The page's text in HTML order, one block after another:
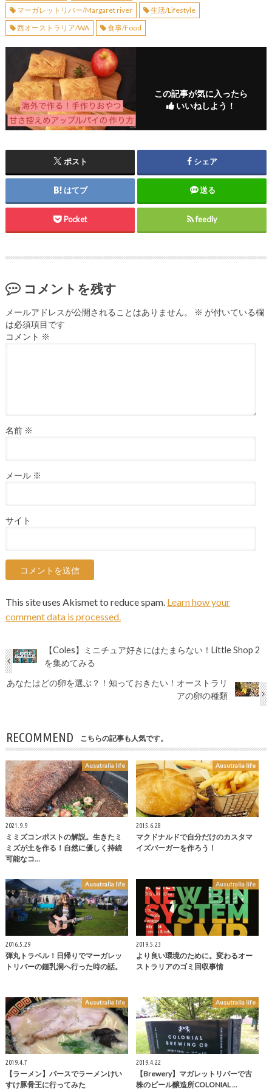
マーガレットリバー/Margaret river
生活/Lifestyle
西オーストラリア/WA
食事/Food
この記事が気に入ったら
いいねしよう！
ポスト シェア
はてブ 送る
Pocket feedly
コメントを残す
メールアドレスが公開されることはありません。 ※ が付いている欄
は必須項目です
コメント ※
名前 ※
メール ※
サイト
This site uses Akismet to reduce spam. Learn how your
comment data is processed.
【Coles】ミニチュア好きにはたまらない！Little Shop 2
を集めてみる
あなたはどの卵を選ぶ？！知っておきたい！オーストラリ
アの卵の種類
RECOMMEND こちらの記事も人気です。
Ausutralia life
2021.9.9
ミミズコンポストの解説。生きたミ
ミズが土を作る！自然に優しく持続
可能なコ…
Ausutralia life
2015.6.28
マクドナルドで自分だけのカスタマ
イズバーガーを作ろう！
Ausutralia life
2016.5.29
弾丸トラベル！日帰りでマーガレッ
トリバーの鍾乳洞へ行った時の話。
Ausutralia life
2019.5.23
より良い環境のために。変わるオー
ストラリアのゴミ回収事情
Ausutralia life
2019.4.7
【ラーメン】パースでラーメンけい
すけ豚骨王に行ってみた
Ausutralia life
2019.4.22
【Brewery】マガレットリバーで古
株のビール醸造所COLONIAL …